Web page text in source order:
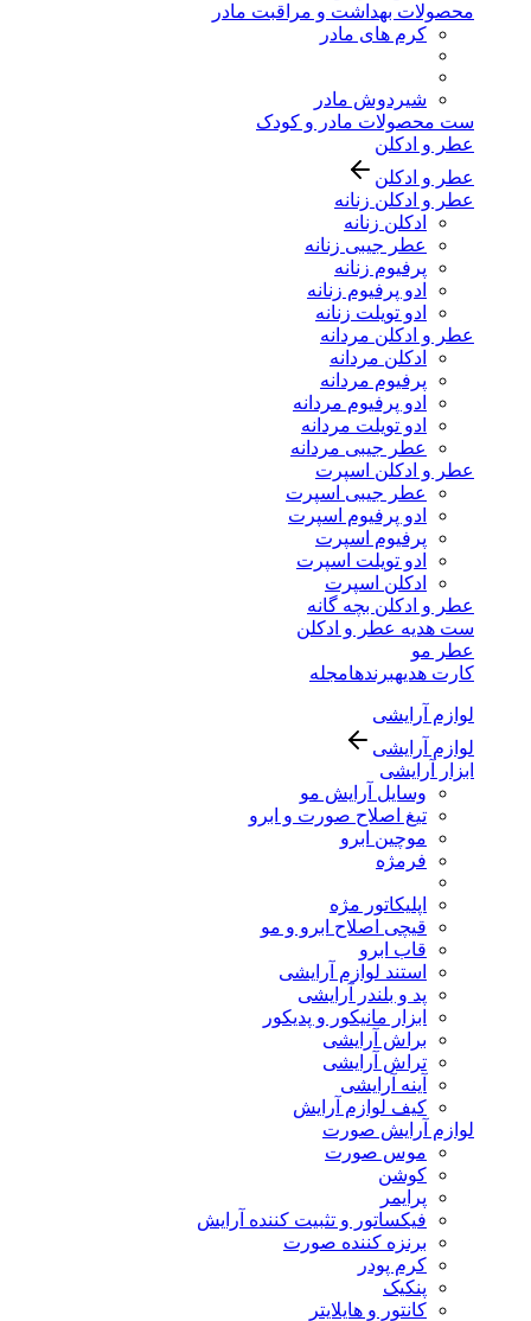
محصولات بهداشت و مراقبت مادر
کرم های مادر
شیردوش مادر
ست محصولات مادر و کودک
عطر و ادکلن
عطر و ادکلن
عطر و ادکلن زنانه
ادکلن زنانه
عطر جیبی زنانه
پرفیوم زنانه
ادو پرفیوم زنانه
ادو تویلت زنانه
عطر و ادکلن مردانه
ادکلن مردانه
پرفیوم مردانه
ادو پرفیوم مردانه
ادو تویلت مردانه
عطر جیبی مردانه
عطر و ادکلن اسپرت
عطر جیبی اسپرت
ادو پرفیوم اسپرت
پرفیوم اسپرت
ادو تویلت اسپرت
ادکلن اسپرت
عطر و ادکلن بچه گانه
ست هدیه عطر و ادکلن
عطر مو
کارت هدیهبرندهامجله
لوازم آرایشی
لوازم آرایشی
ابزار آرایشی
وسایل آرایش مو
تیغ اصلاح صورت و ابرو
موچین ابرو
فرمژه
اپلیکاتور مژه
قیچی اصلاح ابرو و مو
قاب ابرو
استند لوازم آرایشی
پد و بلندر آرایشی
ابزار مانیکور و پدیکور
براش آرایشی
تراش آرایشی
آینه آرایشی
کیف لوازم آرایش
لوازم آرایش صورت
موس صورت
کوشن
پرایمر
فیکساتور و تثبیت کننده آرایش
برنزه کننده صورت
کرم پودر
پنکیک
کانتور و هایلایتر